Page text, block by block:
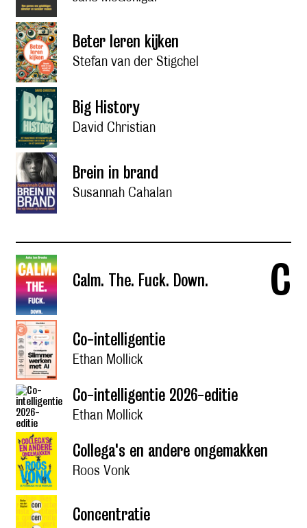
Beter leren kijken
Stefan van der Stigchel
Big History
David Christian
Brein in brand
Susannah Cahalan
c
Calm. The. Fuck. Down.
Co-intelligentie
Ethan Mollick
Co-intelligentie 2026-editie
Ethan Mollick
Collega's en andere ongemakken
Roos Vonk
Concentratie